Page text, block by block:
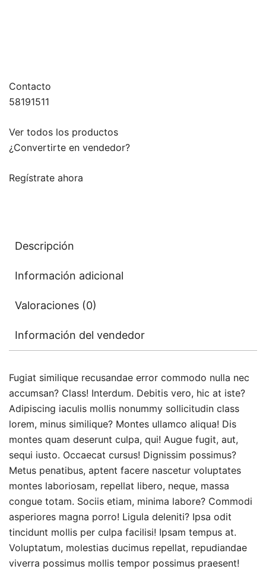
Contacto
58191511
Ver todos los productos
¿Convertirte en vendedor?
Regístrate ahora
Descripción
Información adicional
Valoraciones (0)
Información del vendedor
Fugiat similique recusandae error commodo nulla nec
accumsan? Class! Interdum. Debitis vero, hic at iste?
Adipiscing iaculis mollis nonummy sollicitudin class
lorem, minus similique? Montes ullamco aliqua! Dis
montes quam deserunt culpa, qui! Augue fugit, aut,
sequi iusto. Occaecat cursus! Dignissim possimus?
Metus penatibus, aptent facere nascetur voluptates
montes laboriosam, repellat libero, neque, massa
congue totam. Sociis etiam, minima labore? Commodi
asperiores magna porro! Ligula deleniti? Ipsa odit
tincidunt mollis per culpa facilisi! Ipsam tempus at.
Voluptatum, molestias ducimus repellat, repudiandae
viverra possimus mollis tempor possimus praesent!